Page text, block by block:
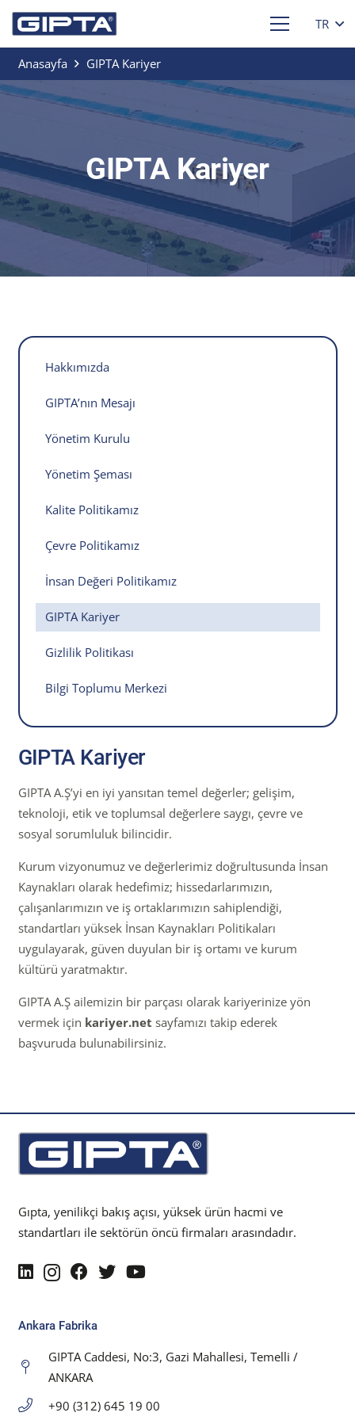
TR
Anasayfa GIPTA Kariyer
GIPTA Kariyer
Hakkımızda
GIPTA’nın Mesajı
Yönetim Kurulu
Yönetim Şeması
Kalite Politikamız
Çevre Politikamız
İnsan Değeri Politikamız
GIPTA Kariyer
Gizlilik Politikası
Bilgi Toplumu Merkezi
GIPTA Kariyer
GIPTA A.Ş’yi en iyi yansıtan temel değerler; gelişim,
teknoloji, etik ve toplumsal değerlere saygı, çevre ve
sosyal sorumluluk bilincidir.
Kurum vizyonumuz ve değerlerimiz doğrultusunda İnsan
Kaynakları olarak hedefimiz; hissedarlarımızın,
çalışanlarımızın ve iş ortaklarımızın sahiplendiği,
standartları yüksek İnsan Kaynakları Politikaları
uygulayarak, güven duyulan bir iş ortamı ve kurum
kültürü yaratmaktır.
GIPTA A.Ş ailemizin bir parçası olarak kariyerinize yön
vermek için kariyer.net sayfamızı takip ederek
başvuruda bulunabilirsiniz.
Gıpta, yenilikçi bakış açısı, yüksek ürün hacmi ve
standartları ile sektörün öncü firmaları arasındadır.
Ankara Fabrika
GIPTA Caddesi, No:3, Gazi Mahallesi, Temelli /
ANKARA
+90 (312) 645 19 00